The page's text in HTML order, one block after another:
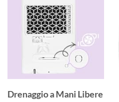
Drenaggio a Mani Libere